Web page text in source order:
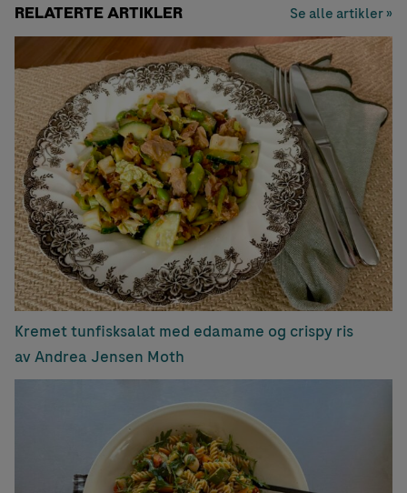
RELATERTE ARTIKLER Se alle artikler »
Kremet tunfisksalat med edamame og crispy ris
av Andrea Jensen Moth